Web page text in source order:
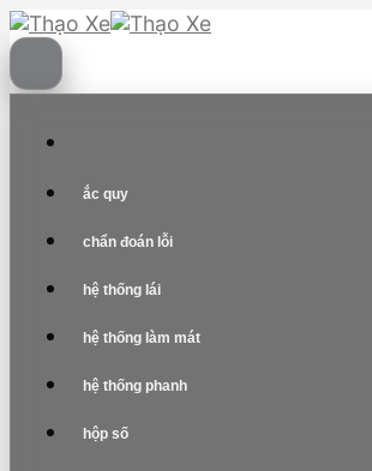
Skip
to
content
ắc quy
chẩn đoán lỗi
hệ thống lái
hệ thống làm mát
hệ thống phanh
hộp số